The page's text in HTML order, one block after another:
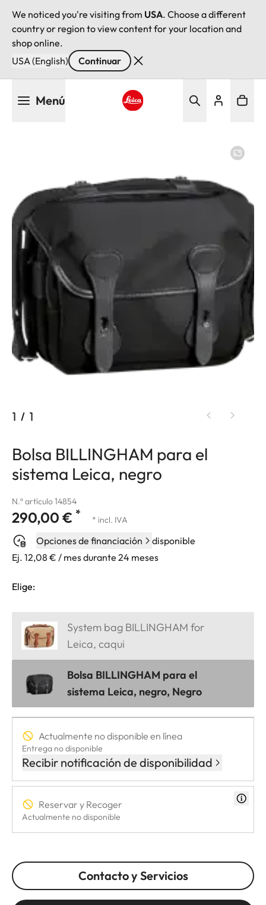
We noticed you're visiting from USA. Choose a different
country or region to view content for your location and
shop online.
USA (English)
Continuar
Menú
1 / 1
Bolsa BILLINGHAM para el
sistema Leica, negro
N.º artículo 14854
290,00 € * * incl. IVA
Opciones de financiación
disponible
Ej. 12,08 € / mes durante 24 meses
Elige:
System bag BILLINGHAM for
Leica, caqui
Bolsa BILLINGHAM para el
sistema Leica, negro, Negro
Actualmente no disponible en línea
Entrega no disponible
Recibir notificación de disponibilidad
Reservar y Recoger
Actualmente no disponible
Contacto y Servicios